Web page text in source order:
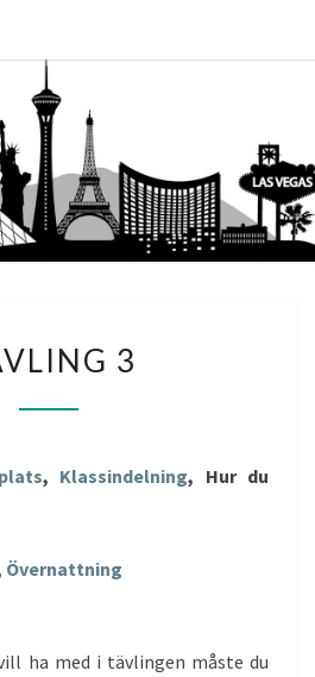
C4
OPEN
Allt Du
Behöver Veta
Om
Casinomodeller
3
, Klassindelning, Hur du
Övernattning
ha med i tävlingen måste du